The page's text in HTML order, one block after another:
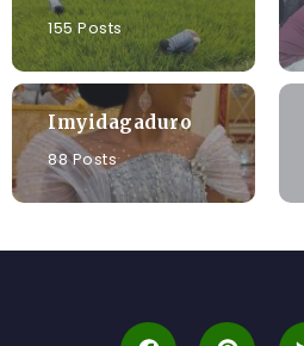
155 Posts
Imyidagaduro
88 Posts